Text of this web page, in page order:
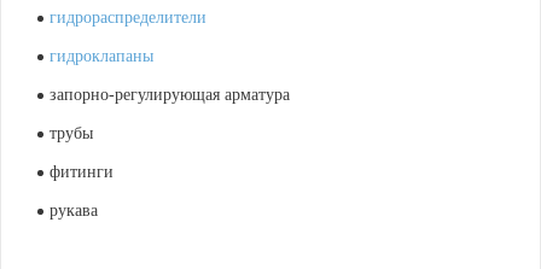
гидрораспределители
гидроклапаны
запорно-регулирующая арматура
трубы
фитинги
рукава